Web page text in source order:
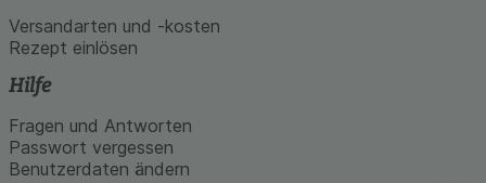
Versandarten und -kosten
Rezept einlösen
Hilfe
Fragen und Antworten
Passwort vergessen
Benutzerdaten ändern